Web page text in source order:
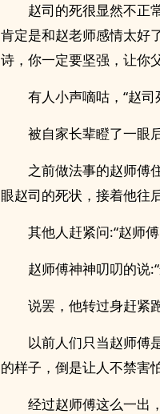
赵司的死很显然不正
肯定是和赵老师感情太好
诗，你一定要坚强，让你
有人小声嘀咕，“赵
被自家长辈瞪了一眼
之前做法事的赵师傅
眼赵司的死状，接着他往
其他人赶紧问:“赵师
赵师傅神神叨叨的说
说罢，他转过身赶紧
以前人们只当赵师傅
的样子，倒是让人不禁害
经过赵师傅这么一出